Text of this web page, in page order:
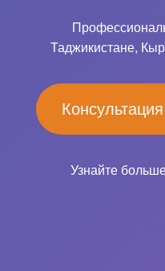
Таджикистане,
Узнайте